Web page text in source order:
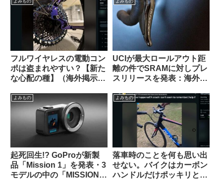
フルワイヤレスの電動コン
ポは盗まれやすい？【新た
な心配の種】（海外掲示板
UCIが最大ロールアウト距
離の件でSRAMに対しプレ
スリリースを発表：海外サ
よみもの
起死回生!? GoProが新製
品「Mission 1」を発表・3
モデルの中の「MISSION 1
よみもの
落車時のことを何も思い出
せない。バイクはカーボン
ハンドルだけポッキリと。